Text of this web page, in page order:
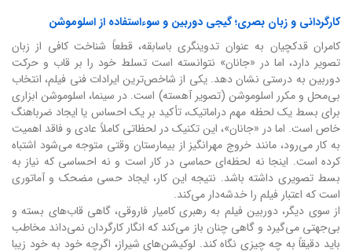
کارگردانی و زبان بصری؛ گیجی دوربین و سوءاستفاده از اسلوموشن
کامران قدکچیان به عنوان تدوینگری باسابقه، قطعاً شناخت کافی از زبان
تصویر دارد، اما در «جانان» نتوانسته است تسلط خود را بر قاب و حرکت
دوربین به درستی نشان دهد. یکی از شاخص‌ترین ایرادات فنی فیلم، انتخاب
بی‌محل و مکرر اسلوموشن (تصویر آهسته) است. در سینما، اسلوموشن ابزاری
برای بسط یک لحظه مهم دراماتیک، تأکید بر یک احساس یا ایجاد ضرباهنگ
خاص است. اما در «جانان»، این تکنیک در لحظاتی کاملاً عادی و فاقد اهمیت
به کار می‌رود، مانند خروج مهرانگیز از بیمارستان وقتی متوجه می‌شود اشتباه
کرده است. اینجا نه لحظه‌ای حماسی در کار است و نه احساسی که نیاز به
بسط تصویری داشته باشد. نتیجه این کار، ایجاد حسی مضحک و آماتوری
است که اعتبار فیلم را خدشه‌دار می‌کند.
از سوی دیگر، دوربین فیلم به رهبری کامیار فاروقی، گاهی قاب‌های بسته و
بی‌جهتی می‌گیرد و گاهی چنان باز می‌کند که انگار کارگردان نمی‌داند مخاطب
باید دقیقاً به چه چیزی نگاه کند. لوکیشن‌های شیراز، اگرچه خود به خود زیبا